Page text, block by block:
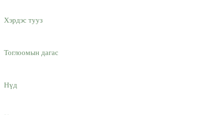
Хэрдэс тууз
Тоглоомын дагас
Нүд